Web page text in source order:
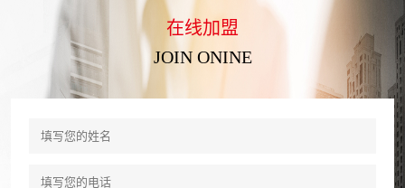
在线加盟
JOIN ONINE